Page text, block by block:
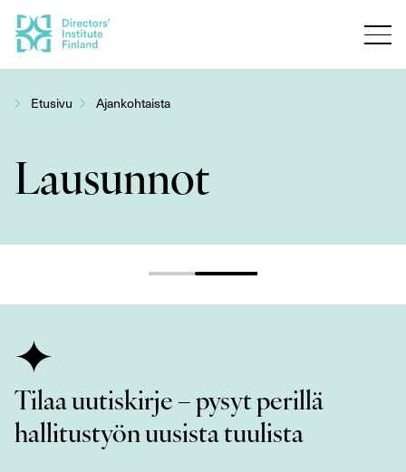
sisältöön
Etusivu Ajankohtaista
Lausunnot
Tilaa uutiskirje – pysyt perillä
hallitustyön uusista tuulista